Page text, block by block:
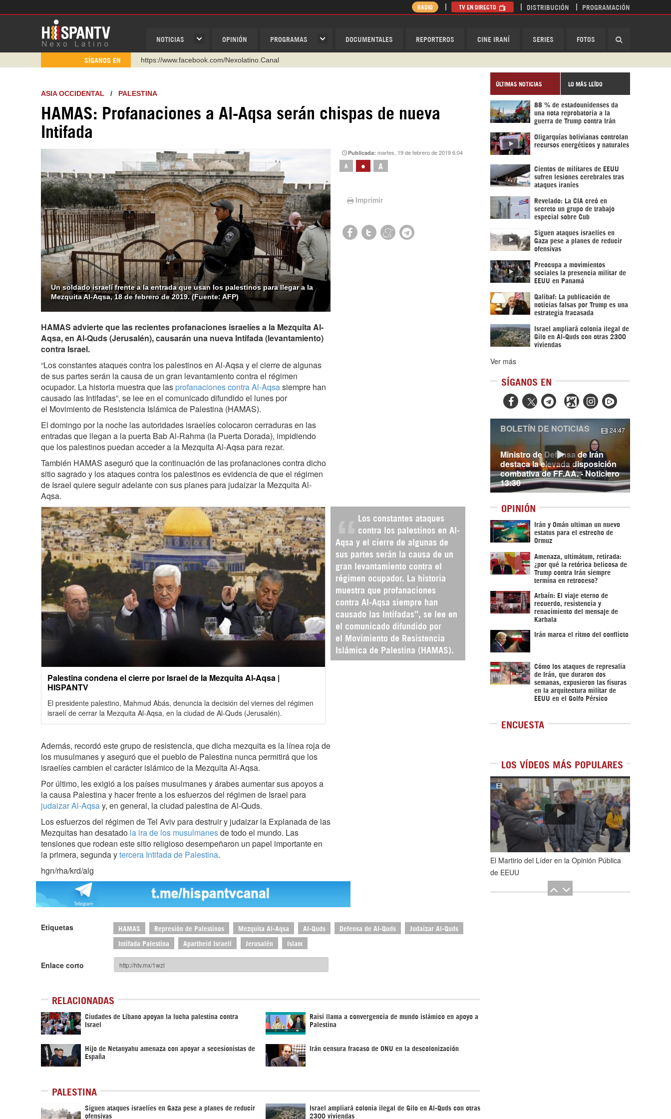
NOTICIAS OPINIÓN PROGRAMAS DOCUMENTALES REPORTEROS CINE IRANÍ SERIES FOTOS
RADIO TV EN DIRECTO DISTRIBUCIÓN PROGRAMACIÓN
SÍGANOS EN
https://www.facebook.com/Nexolatino.Canal
http://twitter.com/nexo_latino
https://t.me/hispantvcanal
https://urmedium.com/c/hispantv
Instagram como: hispan_tv
ASIA OCCIDENTAL / PALESTINA
HAMAS: Profanaciones a Al-Aqsa serán chispas de nueva
Intifada
Un soldado israelí frente a la entrada que usan los palestinos para llegar a la
Mezquita Al-Aqsa, 18 de febrero de 2019. (Fuente: AFP)
Publicada:martes, 19 de febrero de 2019 6:04
A • A
Imprimir
HAMAS advierte que las recientes profanaciones israelíes a la Mezquita Al-
Aqsa, en Al-Quds (Jerusalén), causarán una nueva Intifada (levantamiento)
contra Israel.
“Los constantes ataques contra los palestinos en Al-Aqsa y el cierre de algunas
de sus partes serán la causa de un gran levantamiento contra el régimen
ocupador. La historia muestra que las profanaciones contra Al-Aqsasiempre han
causado las Intifadas”, se lee en el comunicado difundido el lunes por
el Movimiento de Resistencia Islámica de Palestina (HAMAS).
El domingo por la noche las autoridades israelíes colocaron cerraduras en las
entradas que llegan a la puerta Bab Al-Rahma (la Puerta Dorada), impidiendo
que los palestinos puedan acceder a la Mezquita Al-Aqsa para rezar.
También HAMAS aseguró que la continuación de las profanaciones contra dicho
sitio sagrado y los ataques contra los palestinos es evidencia de que el régimen
de Israel quiere seguir adelante con sus planes para judaizar la Mezquita Al-
Aqsa.
Los constantes ataques
contra los palestinos en Al-
Aqsa y el cierre de algunas de
sus partes serán la causa de un
gran levantamiento contra el
régimen ocupador. La historia
muestra que profanaciones
contra Al-Aqsa siempre han
causado las Intifadas”, se lee en
el comunicado difundido por
el Movimiento de Resistencia
Islámica de Palestina (HAMAS).
Palestina condena el cierre por Israel de la Mezquita Al-Aqsa |
HISPANTV
El presidente palestino, Mahmud Abás, denuncia la decisión del viernes del régimen
israelí de cerrar la Mezquita Al-Aqsa, en la ciudad de Al-Quds (Jerusalén).
Además, recordó este grupo de resistencia, que dicha mezquita es la línea roja de
los musulmanes y aseguró que el pueblo de Palestina nunca permitirá que los
israelíes cambien el carácter islámico de la Mezquita Al-Aqsa.
Por último, les exigió a los países musulmanes y árabes aumentar sus apoyos a
la causa Palestina y hacer frente a los esfuerzos del régimen de Israel para
judaizar Al-Aqsay, en general, la ciudad palestina de Al-Quds.
Los esfuerzos del régimen de Tel Aviv para destruir y judaizar la Explanada de las
Mezquitas han desatado la ira de los musulmanesde todo el mundo. Las
tensiones que rodean este sitio religioso desempeñaron un papel importante en
la primera, segunda ytercera Intifada de Palestina.
hgn/rha/krd/alg
Etiquetas HAMAS Represión de Palestinos Mezquita Al-Aqsa Al-Quds Defensa de Al-Quds Judaizar Al-Quds
Intifada Palestina Apartheid Israelí Jerusalén Islam
Enlace corto
RELACIONADAS
Ciudades de Líbano apoyan la lucha palestina contra
Israel
Raisi llama a convergencia de mundo islámico en apoyo a
Palestina
Hijo de Netanyahu amenaza con apoyar a secesionistas de
España
Irán censura fracaso de ONU en la descolonización
PALESTINA
Siguen ataques israelíes en Gaza pese a planes de reducir
ofensivas
Israel ampliará colonia ilegal de Gilo en Al-Quds con otras
2300 viviendas
ÚLTIMAS NOTICIAS LO MÁS LEÍDO
88 % de estadounidenses da
una nota reprobatoria a la
guerra de Trump contra Irán
Oligarquías bolivianas controlan
recursos energéticos y naturales
Cientos de militares de EEUU
sufren lesiones cerebrales tras
ataques iraníes
Revelado: La CIA creó en
secreto un grupo de trabajo
especial sobre Cub
Siguen ataques israelíes en
Gaza pese a planes de reducir
ofensivas
Preocupa a movimientos
sociales la presencia militar de
EEUU en Panamá
Qalibaf: La publicación de
noticias falsas por Trump es una
estrategia fracasada
Israel ampliará colonia ilegal de
Gilo en Al-Quds con otras 2300
viviendas
Ver más
SÍGANOS EN
  
Ministro de Defensa de Irán
destaca la elevada disposición
combativa de FF.AA. - Noticiero
13:30
BOLETÍN DE NOTICIAS 24:47
OPINIÓN
Irán y Omán ultiman un nuevo
estatus para el estrecho de
Ormuz
Amenaza, ultimátum, retirada:
¿por qué la retórica belicosa de
Trump contra Irán siempre
termina en retroceso?
Arbaín: El viaje eterno de
recuerdo, resistencia y
renacimiento del mensaje de
Karbala
Irán marca el ritmo del conflicto
Cómo los ataques de represalia
de Irán, que duraron dos
semanas, expusieron las fisuras
en la arquitectura militar de
EEUU en el Golfo Pérsico
ENCUESTA
LOS VÍDEOS MÁS POPULARES
1de5
El Martirio del Líder en la Opinión Pública
de EEUU